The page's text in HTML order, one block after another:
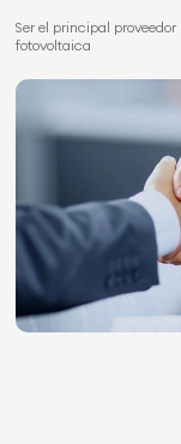
Ser el principal
fotovoltaica